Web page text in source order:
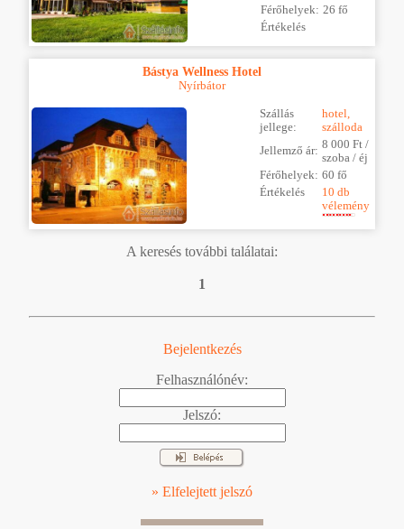
Férőhelyek: 26 fő
Értékelés
Bástya Wellness Hotel
Nyírbátor
Szállás
jellege:
hotel,
szálloda
Jellemző ár: 8 000 Ft /
szoba / éj
Férőhelyek: 60 fő
Értékelés
10 db
vélemény
A keresés további találatai:
1
Bejelentkezés
Felhasználónév:
Jelszó:
» Elfelejtett jelszó